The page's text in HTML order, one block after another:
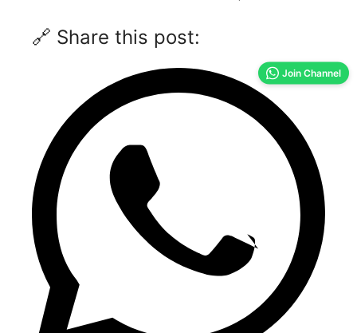
🔗 Share this post:
Join Channel